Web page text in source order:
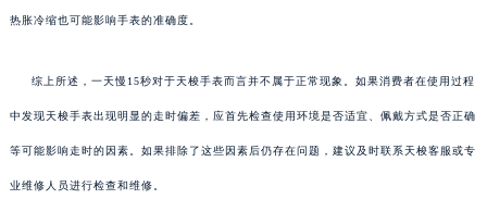
热胀冷缩也可能影响手表的准确度。
综上所述，一天慢15秒对于天梭手表而言并不属于正常现象。如果消费者在使用过程
中发现天梭手表出现明显的走时偏差，应首先检查使用环境是否适宜、佩戴方式是否正确
等可能影响走时的因素。如果排除了这些因素后仍存在问题，建议及时联系天梭客服或专
业维修人员进行检查和维修。